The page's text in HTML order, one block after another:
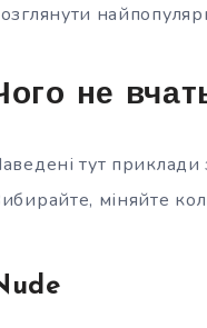
не
тут
міняйте